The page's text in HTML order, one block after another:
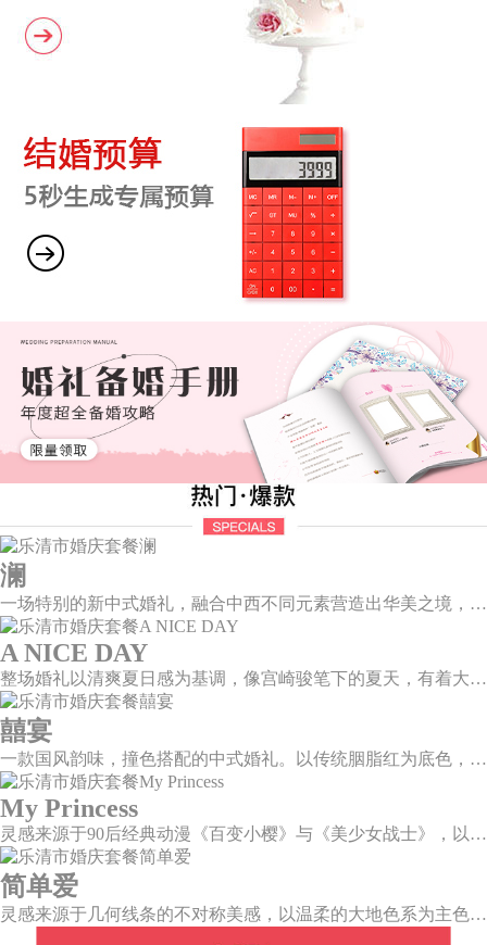
澜
一场特别的新中式婚礼，融合中西不同元素营造出华美之境，有庄严浪漫的西式证婚，也有含蓄深情的中式感恩，从古典到现代，从前世到今生，爱，隽永铭刻。
A NICE DAY
整场婚礼以清爽夏日感为基调，像宫崎骏笔下的夏天，有着大朵大朵像棉花糖似的白云，有蔚蓝蔚蓝的天空和青绿青绿的草地，有着童话世界里干净纯洁的美好，有着日系画风下的治愈感。
囍宴
一款国风韵味，撞色搭配的中式婚礼。以传统胭脂红为底色，黛蓝色花鸟点缀其中，热情的红色和低调的古风书画色相辅相成。
My Princess
灵感来源于90后经典动漫《百变小樱》与《美少女战士》，以柔美梦幻的马卡龙色系为主色调，融合精灵萌宠与星星魔法阵等元素，为遗落凡间的公主搭建一个召唤王子的舞台。
简单爱
灵感来源于几何线条的不对称美感，以温柔的大地色系为主色调，空间上，利用几何线条进行完美切割，配以柔和色系的花艺点缀，构造了一个温馨柔和、清新复古的空间。